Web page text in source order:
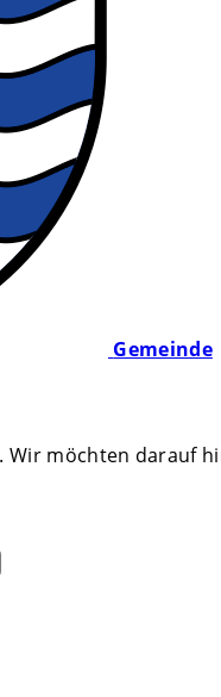
Gemeinde
möchten darauf